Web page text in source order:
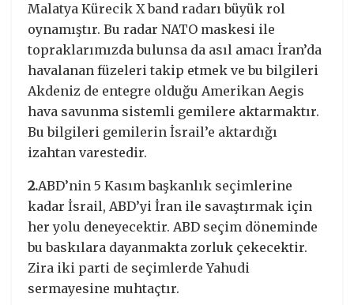
Malatya Kürecik X band radarı büyük rol
oynamıştır. Bu radar NATO maskesi ile
topraklarımızda bulunsa da asıl amacı İran’da
havalanan füzeleri takip etmek ve bu bilgileri
Akdeniz de entegre olduğu Amerikan Aegis
hava savunma sistemli gemilere aktarmaktır.
Bu bilgileri gemilerin İsrail’e aktardığı
izahtan varestedir.
2.ABD’nin 5 Kasım başkanlık seçimlerine
kadar İsrail, ABD’yi İran ile savaştırmak için
her yolu deneyecektir. ABD seçim döneminde
bu baskılara dayanmakta zorluk çekecektir.
Zira iki parti de seçimlerde Yahudi
sermayesine muhtaçtır.